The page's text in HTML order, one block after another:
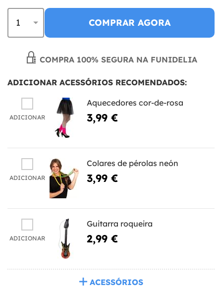
COMPRAR AGORA
COMPRA 100% SEGURA NA FUNIDELIA
ADICIONAR ACESSÓRIOS RECOMENDADOS:
ADICIONAR
Aquecedores cor-de-rosa
3,99 €
ADICIONAR
Colares de pérolas neón
3,99 €
ADICIONAR
Guitarra roqueira
2,99 €
ACESSÓRIOS